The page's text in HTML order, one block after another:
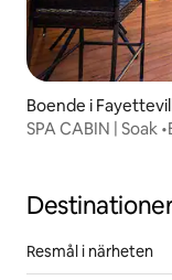
Boende i
SPA CABIN | Soak
Resmål i närheten